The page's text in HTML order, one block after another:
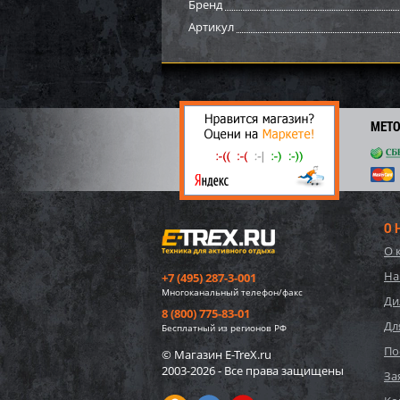
3
1
Бренд
Артикул
+7 (495) 287-3-001
Многоканальный телефон/факс
8 (800) 775-83-01
Бесплатный из регионов РФ
© Магазин E-TreX.ru
2003-2026 - Все права защищены
О
О